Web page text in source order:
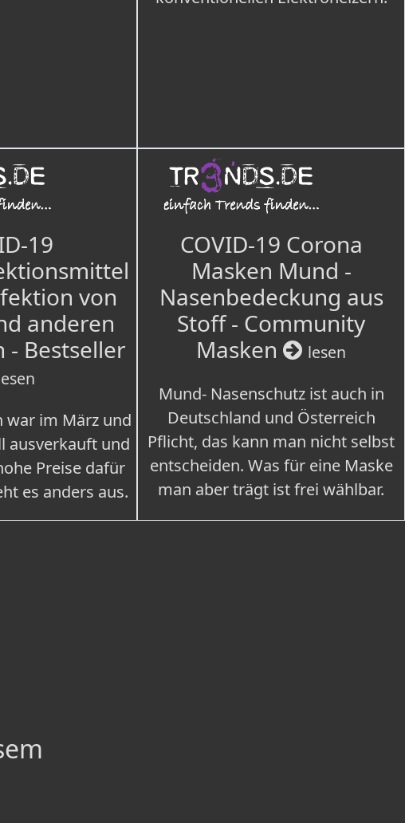
19
von
anderen
- Bestseller
war im März und
ausverkauft und
Preise dafür
es anders aus.
COVID-19 Corona
Masken Mund -
Nasenbedeckung aus
Stoff - Community
Masken
lesen
Mund- Nasenschutz ist auch in
Deutschland und Österreich
Pflicht, das kann man nicht selbst
entscheiden. Was für eine Maske
man aber trägt ist frei wählbar.